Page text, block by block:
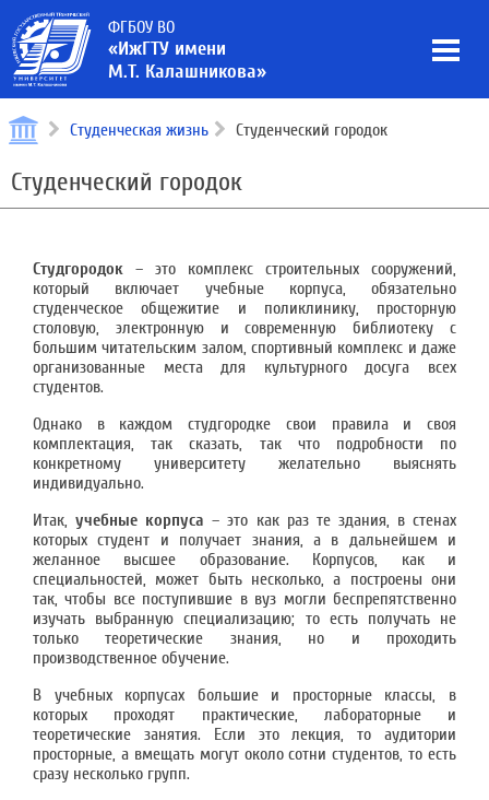
ФГБОУ ВО
«ИжГТУ имени
М.Т. Калашникова»
Студенческая жизнь Студенческий городок
Студенческий городок
Студгородок – это комплекс строительных сооружений,
который включает учебные корпуса, обязательно
студенческое общежитие и поликлинику, просторную
столовую, электронную и современную библиотеку с
большим читательским залом, спортивный комплекс и даже
организованные места для культурного досуга всех
студентов.
Однако в каждом студгородке свои правила и своя
комплектация, так сказать, так что подробности по
конкретному университету желательно выяснять
индивидуально.
Итак,учебные корпуса – это как раз те здания, в стенах
которых студент и получает знания, а в дальнейшем и
желанное высшее образование. Корпусов, как и
специальностей, может быть несколько, а построены они
так, чтобы все поступившие в вуз могли беспрепятственно
изучать выбранную специализацию; то есть получать не
только теоретические знания, но и проходить
производственное обучение.
В учебных корпусах большие и просторные классы, в
которых проходят практические, лабораторные и
теоретические занятия. Если это лекция, то аудитории
просторные, а вмещать могут около сотни студентов, то есть
сразу несколько групп.